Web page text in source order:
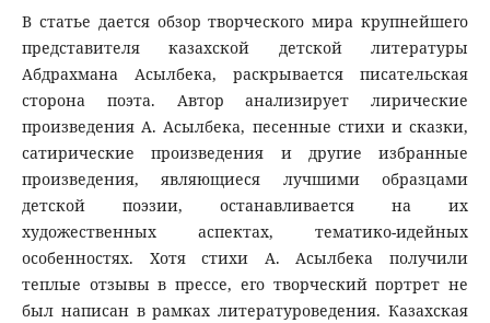
В статье дается обзор творческого мира крупнейшего
представителя казахской детской литературы
Абдрахмана Асылбека, раскрывается писательская
сторона поэта. Автор анализирует лирические
произведения А. Асылбека, песенные стихи и сказки,
сатирические произведения и другие избранные
произведения, являющиеся лучшими образцами
детской поэзии, останавливается на их
художественных аспектах, тематико-идейных
особенностях. Хотя стихи А. Асылбека получили
теплые отзывы в прессе, его творческий портрет не
был написан в рамках литературоведения. Казахская